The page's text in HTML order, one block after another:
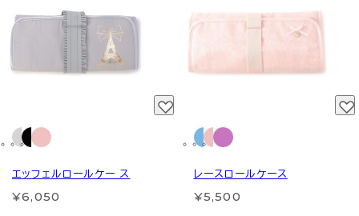
エッフェルロールケー ス
¥6,050
レースロールケース
¥5,500